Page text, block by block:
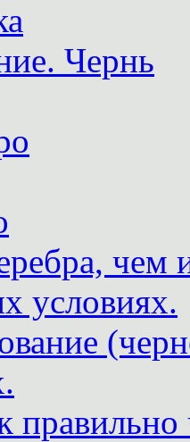
Чернь
чем
условиях.